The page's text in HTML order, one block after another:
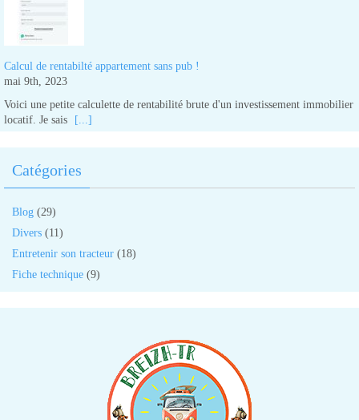
Calcul de rentabilté appartement sans pub !
mai 9th, 2023
Voici une petite calculette de rentabilité brute d'un investissement immobilier
locatif. Je sais
[...]
Catégories
Blog (29)
Divers (11)
Entretenir son tracteur (18)
Fiche technique (9)